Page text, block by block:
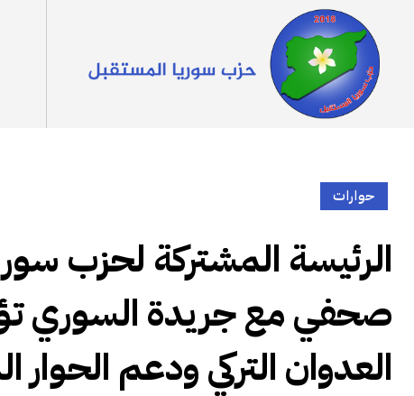
حوارات
الرئيسة المشتركة لحزب
صحفي مع جريدة السوري
العدوان التركي ودعم الحوار